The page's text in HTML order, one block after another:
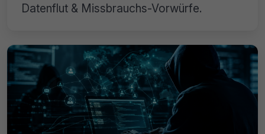
Datenflut & Missbrauchs-Vorwürfe.